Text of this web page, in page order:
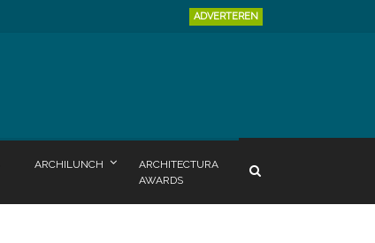
ADVERTEREN
ARCHILUNCH
ARCHITECTURA
AWARDS